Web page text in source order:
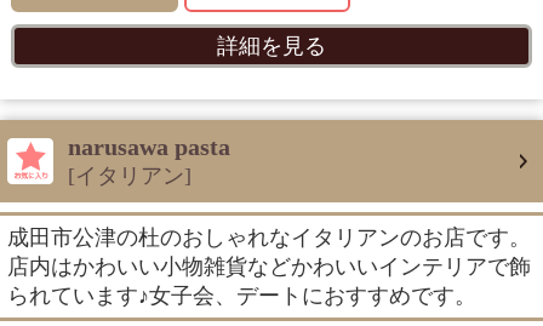
詳細を見る
narusawa pasta
[イタリアン]
成田市公津の杜のおしゃれなイタリアンのお店です。
店内はかわいい小物雑貨などかわいいインテリアで飾
られています♪女子会、デートにおすすめです。